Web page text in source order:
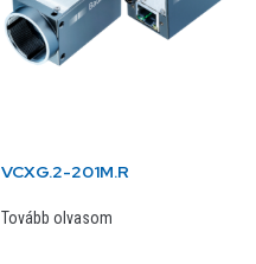
VCXG.2-201M.R
Tovább olvasom